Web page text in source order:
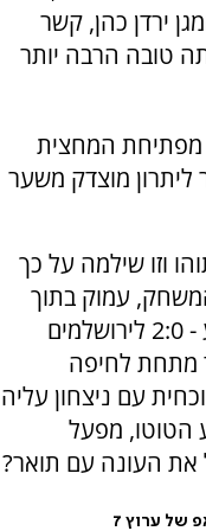
ירדן כהן, קשר
טובה הרבה יותר
מפתיחת המחצית
מוצדק משער
וזו שילמה על כך
עמוק בתוך
תוספת הזמן, כאשר קאני כבש וקבע - 2:0 לירושלמים
מתחת לחיפה
עם ניצחון עליה
הטוטו, מפעל
את העונה עם תואר?
של ערוץ 7